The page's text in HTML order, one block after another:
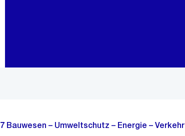
7 Bauwesen – Umweltschutz – Energie – Verkehr